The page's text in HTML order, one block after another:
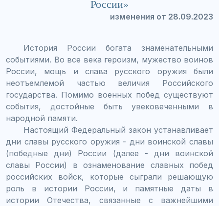
России»
изменения от 28.09.2023
История России богата знаменательными
событиями. Во все века героизм, мужество воинов
России, мощь и слава русского оружия были
неотъемлемой частью величия Российского
государства. Помимо военных побед существуют
события, достойные быть увековеченными в
народной памяти.
Настоящий Федеральный закон устанавливает
дни славы русского оружия - дни воинской славы
(победные дни) России (далее - дни воинской
славы России) в ознаменование славных побед
российских войск, которые сыграли решающую
роль в истории России, и памятные даты в
истории Отечества, связанные с важнейшими